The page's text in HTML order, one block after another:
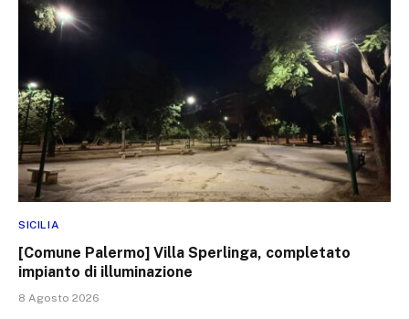
SICILIA
[Comune Palermo] Villa Sperlinga, completato
impianto di illuminazione
8 Agosto 2026